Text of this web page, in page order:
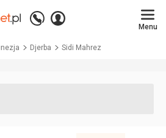
Zadzwoń
+48 71 771 76 55
Zaloguj
Menu
Djerba Sidi Mahrez